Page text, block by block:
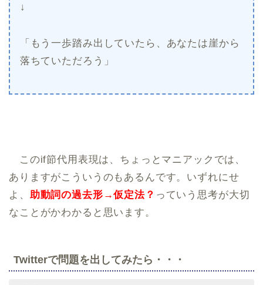
↓
「もう一歩踏み出していたら、あなたは崖から
落ちていただろう」
このif節代用表現は、ちょっとマニアックでは、
ありますがこういうのもあるんです。いずれにせ
よ、 助動詞の過去形→仮定法？ っていう思考が大切
なことがかわかると思います。
Twitterで問題を出してみたら・・・